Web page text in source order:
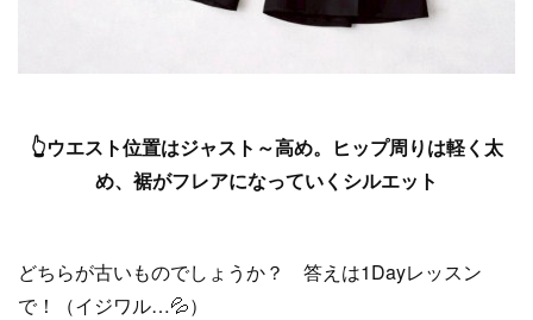
👆ウエスト位置はジャスト～高め。ヒップ周りは軽く太
め、裾がフレアになっていくシルエット
どちらが古いものでしょうか？ 答えは1Dayレッスン
で！（イジワル…💦）